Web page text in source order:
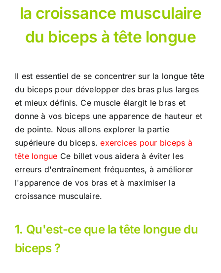
la croissance musculaire
du biceps à tête longue
Il est essentiel de se concentrer sur la longue tête
du biceps pour développer des bras plus larges
et mieux définis. Ce muscle élargit le bras et
donne à vos biceps une apparence de hauteur et
de pointe. Nous allons explorer la partie
supérieure du biceps.exercices pour biceps à
tête longue Ce billet vous aidera à éviter les
erreurs d'entraînement fréquentes, à améliorer
l'apparence de vos bras et à maximiser la
croissance musculaire.
1. Qu'est-ce que la tête longue du
biceps ?